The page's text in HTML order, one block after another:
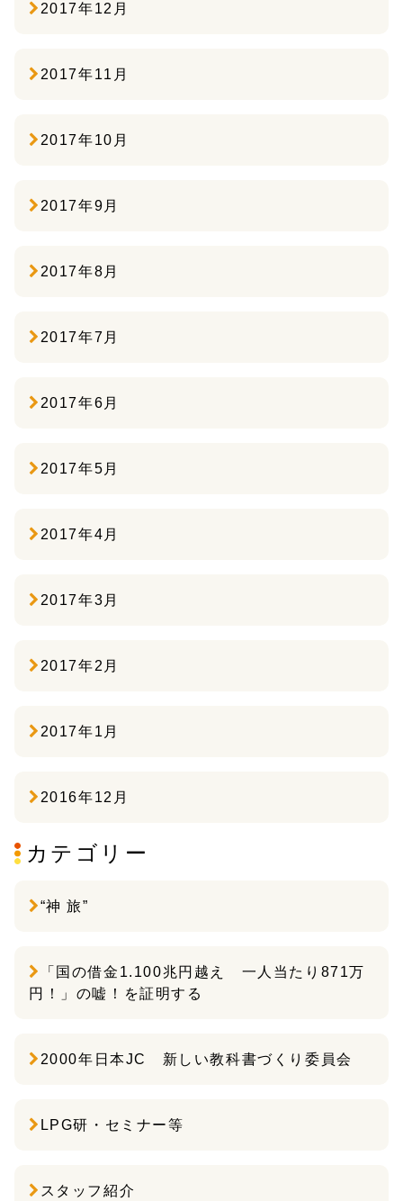
2017年12月
2017年11月
2017年10月
2017年9月
2017年8月
2017年7月
2017年6月
2017年5月
2017年4月
2017年3月
2017年2月
2017年1月
2016年12月
カテゴリー
“神 旅”
「国の借金1.100兆円越え 一人当たり871万
円！」の嘘！を証明する
2000年日本JC 新しい教科書づくり委員会
LPG研・セミナー等
スタッフ紹介